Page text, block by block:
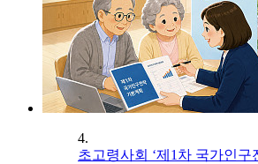
4.
초고령사회 ‘제1차 국가인구